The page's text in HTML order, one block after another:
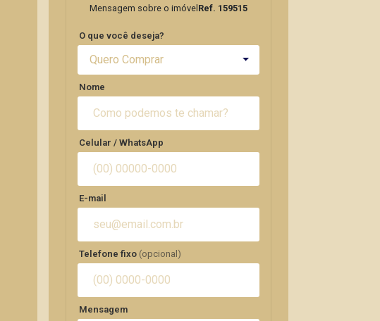
Mensagem sobre o imóvel Ref. 159515
O que você deseja?
Quero Comprar
Nome
Celular / WhatsApp
E-mail
Telefone fixo (opcional)
Mensagem